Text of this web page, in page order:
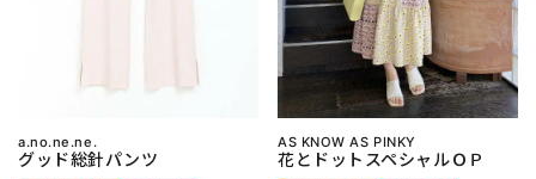
a.no.ne.ne.
グッド総針パンツ
AS KNOW AS PINKY
花とドットスペシャルＯＰ